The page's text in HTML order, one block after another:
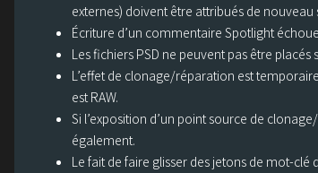
externes) doivent être attribués de
Écriture d’un commentaire Spotlight
Les fichiers PSD ne peuvent pas être placés
L’effet de clonage/réparation est
est RAW.
Si l’exposition d’un point source de
également.
Le fait de faire glisser des jetons de mot-